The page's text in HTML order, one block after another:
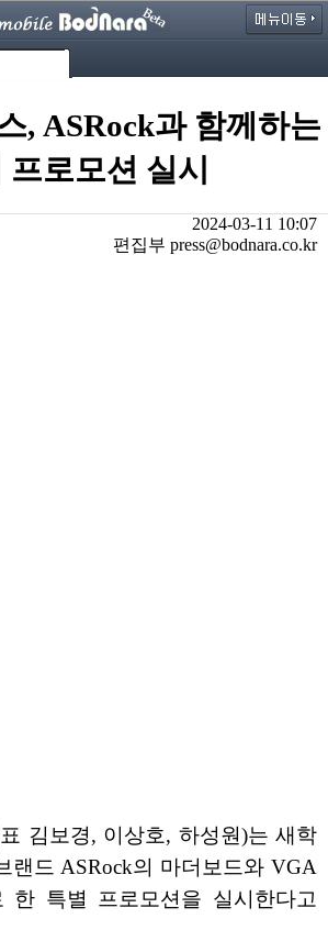
, ASRock과 함께하는
로모션 실시
2024-03-11 10:07
편집부 press@bodnara.co.kr
김보경, 이상호, 하성원)는 새학
랜드 ASRock의 마더보드와 VGA
한 특별 프로모션을 실시한다고